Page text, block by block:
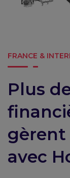
FRANCE &
Plus
avec